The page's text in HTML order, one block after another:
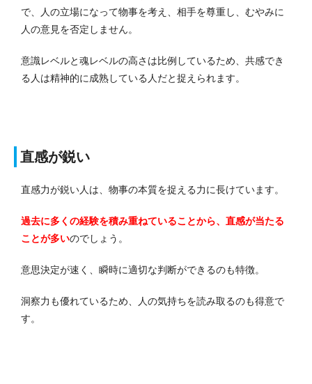
で、人の立場になって物事を考え、相手を尊重し、むやみに
人の意見を否定しません。
意識レベルと魂レベルの高さは比例しているため、共感でき
る人は精神的に成熟している人だと捉えられます。
直感が鋭い
直感力が鋭い人は、物事の本質を捉える力に長けています。
過去に多くの経験を積み重ねていることから、直感が当たる
ことが多いのでしょう。
意思決定が速く、瞬時に適切な判断ができるのも特徴。
洞察力も優れているため、人の気持ちを読み取るのも得意で
す。